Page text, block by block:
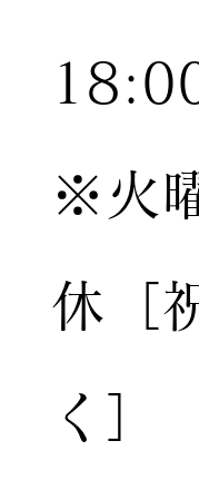
※火
休［
く］